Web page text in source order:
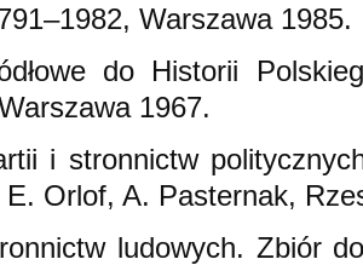
Warszawa 1985.
do Historii
1967.
i stronnictw
Orlof, A. Pasternak,
ludowych. Zbiór